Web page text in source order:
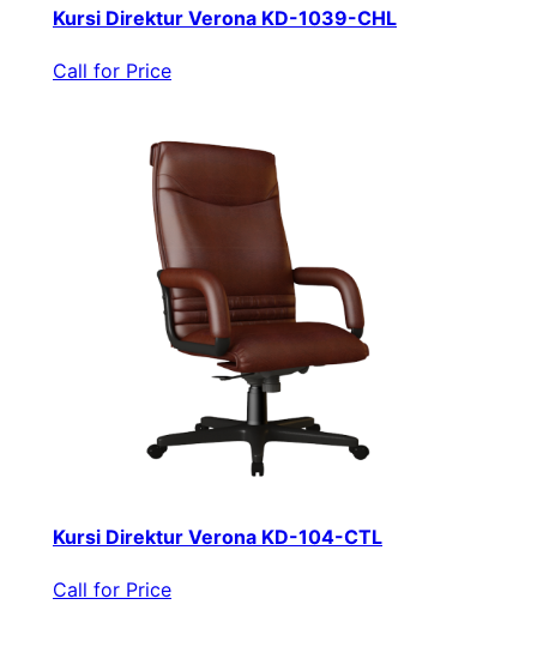
Kursi Direktur Verona KD-1039-CHL
Call for Price
Kursi Direktur Verona KD-104-CTL
Call for Price